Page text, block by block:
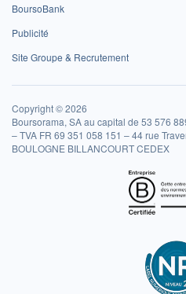
BoursoBank
Publicité
Site Groupe & Recrutement
Copyright © 2026
Boursorama, SA au capital de 53 576
– TVA FR 69 351 058 151 – 44 rue
BOULOGNE BILLANCOURT CEDEX